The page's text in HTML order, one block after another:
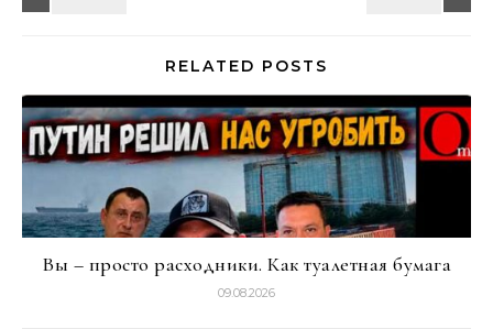
RELATED POSTS
Вы – просто расходники. Как туалетная бумага
09.08.2026